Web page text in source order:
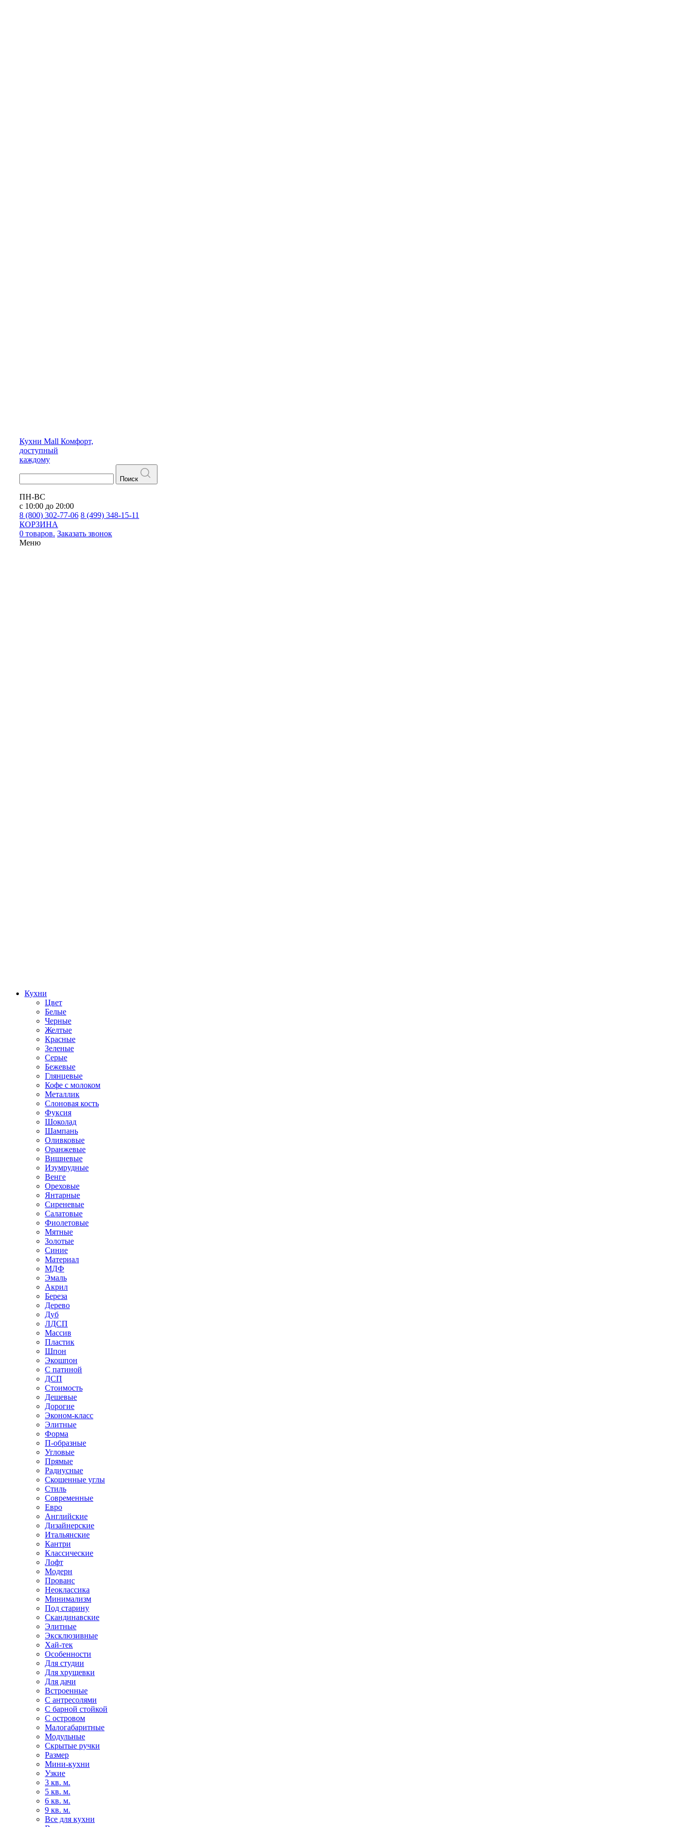
Кухни Mall Комфорт,
доступный
каждому
Поиск
ПН-ВС
с 10:00 до 20:00
8 (800) 302-77-06 8 (499) 348-15-11
КОРЗИНА
0 товаров. Заказать звонок
Меню
Кухни
Цвет
Белые
Черные
Желтые
Красные
Зеленые
Серые
Бежевые
Глянцевые
Кофе с молоком
Металлик
Слоновая кость
Фуксия
Шоколад
Шампань
Оливковые
Оранжевые
Вишневые
Изумрудные
Венге
Ореховые
Янтарные
Сиреневые
Салатовые
Фиолетовые
Мятные
Золотые
Синие
Материал
МДФ
Эмаль
Акрил
Береза
Дерево
Дуб
ЛДСП
Массив
Пластик
Шпон
Экошпон
С патиной
ДСП
Стоимость
Дешевые
Дорогие
Эконом-класс
Элитные
Форма
П-образные
Угловые
Прямые
Радиусные
Скошенные углы
Стиль
Современные
Евро
Английские
Дизайнерские
Итальянские
Кантри
Классические
Лофт
Модерн
Прованс
Неоклассика
Минимализм
Под старину
Скандинавские
Элитные
Эксклюзивные
Хай-тек
Особенности
Для студии
Для хрущевки
Для дачи
Встроенные
С антресолями
С барной стойкой
С островом
Малогабаритные
Модульные
Скрытые ручки
Размер
Мини-кухни
Узкие
3 кв. м.
5 кв. м.
6 кв. м.
9 кв. м.
Все для кухни